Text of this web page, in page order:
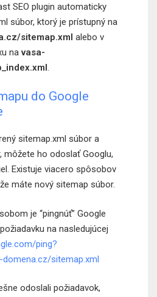
SEO plugin automaticky
súbor, ktorý je prístupný na
sitemap.xml alebo v
na vasa-
.
do Google
sitemap.xml súbor a
môžete ho odoslať Googlu,
Existuje viacero spôsobov
máte nový sitemap súbor.
je “pingnúť” Google
na nasledujúcej
ping?
sitemap.xml
odoslali požiadavok,